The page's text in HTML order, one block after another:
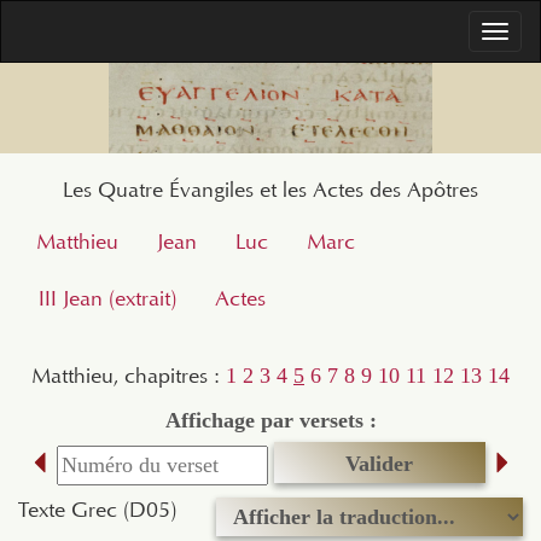
Les Quatre Évangiles et les Actes des Apôtres
Matthieu
Jean Luc Marc
III Jean (extrait) Actes
Matthieu, chapitres : 1 2 3 4 5 6 7 8 9 10 11 12 13 14
Affichage par versets :
Texte Grec (D05)